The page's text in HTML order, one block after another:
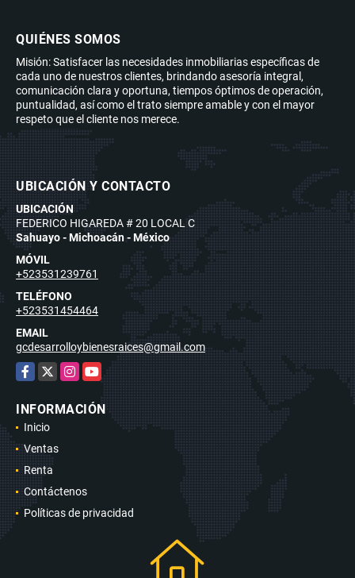
QUIÉNES SOMOS
Misión: Satisfacer las necesidades inmobiliarias específicas de
cada uno de nuestros clientes, brindando asesoría integral,
comunicación clara y oportuna, tiempos óptimos de operación,
puntualidad, así como el trato siempre amable y con el mayor
respeto que el cliente nos merece.
UBICACIÓN Y CONTACTO
UBICACIÓN
FEDERICO HIGAREDA # 20 LOCAL C
Sahuayo - Michoacán - México
MÓVIL
+523531239761
TELÉFONO
+523531454464
EMAIL
gcdesarrolloybienesraices@gmail.com
Facebook
X Instagram
YouTube
INFORMACIÓN
Inicio
Ventas
Renta
Contáctenos
Políticas de privacidad